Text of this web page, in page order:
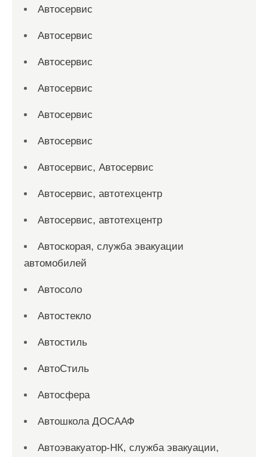
Автосервис
Автосервис
Автосервис
Автосервис
Автосервис
Автосервис
Автосервис, Автосервис
Автосервис, автотехцентр
Автосервис, автотехцентр
Автоскорая, служба эвакуации
автомобилей
Автосоло
Автостекло
Автостиль
АвтоСтиль
Автосфера
Автошкола ДОСААФ
Автоэвакуатор-НК, служба эвакуации,